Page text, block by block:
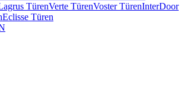
TürenVerte TürenVoster TürenInterDoor
Eclisse Türen